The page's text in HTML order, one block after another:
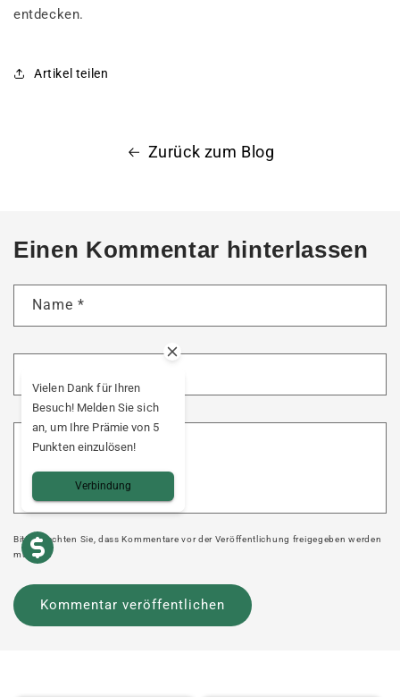
entdecken.
Artikel teilen
Zurück zum Blog
Einen Kommentar hinterlassen
Name *
Kommentar*
Bitte beachten Sie, dass Kommentare vor der Veröffentlichung freigegeben werden
müssen.
Vielen Dank für Ihren
Besuch! Melden Sie sich
an, um Ihre Prämie von 5
Punkten einzulösen!
Verbindung